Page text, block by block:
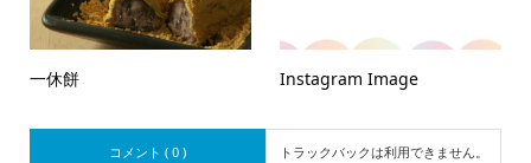
一休餅 Instagram Image
コメント ( 0 ) トラックバックは利用できません。